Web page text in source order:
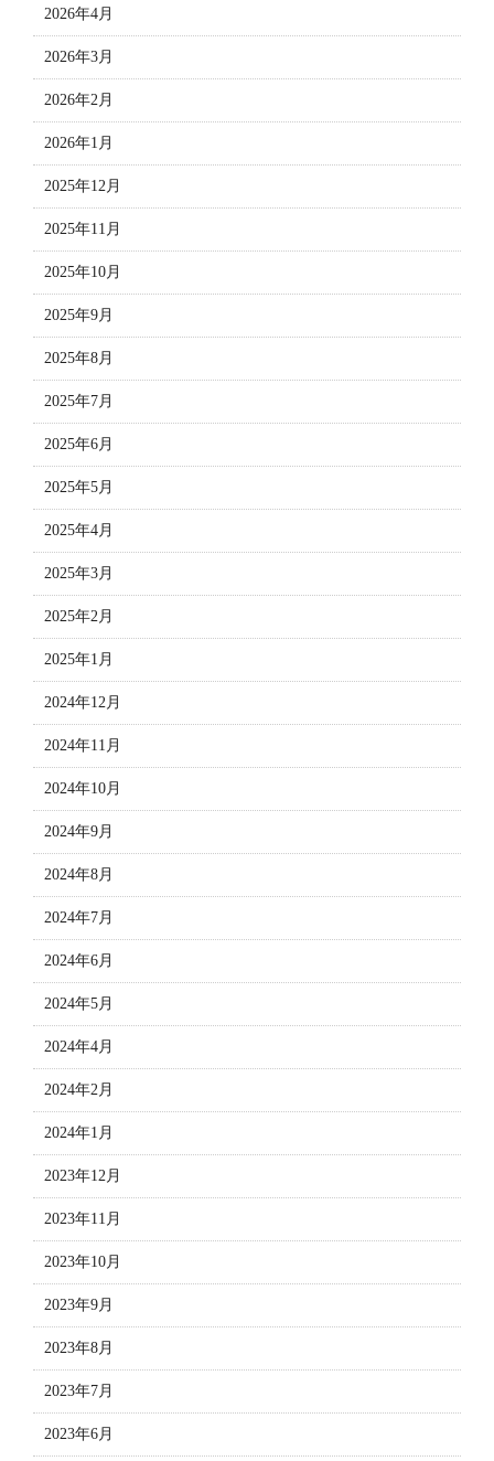
2026年4月
2026年3月
2026年2月
2026年1月
2025年12月
2025年11月
2025年10月
2025年9月
2025年8月
2025年7月
2025年6月
2025年5月
2025年4月
2025年3月
2025年2月
2025年1月
2024年12月
2024年11月
2024年10月
2024年9月
2024年8月
2024年7月
2024年6月
2024年5月
2024年4月
2024年2月
2024年1月
2023年12月
2023年11月
2023年10月
2023年9月
2023年8月
2023年7月
2023年6月